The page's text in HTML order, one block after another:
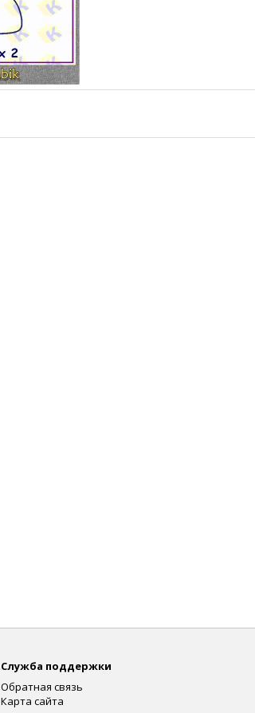
Служба поддержки
Обратная связь
Карта сайта